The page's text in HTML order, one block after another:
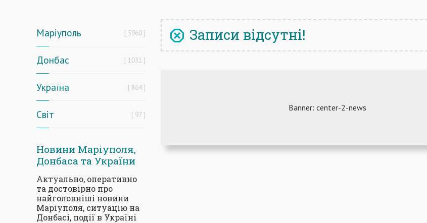
Маріуполь 5960
Донбас 1031
Україна 864
Світ 97
Новини Маріуполя,
Донбаса та України
Актуально, оперативно
та достовірно про
найголовніші новини
Маріуполя, ситуацію на
Донбасі, події в Україні
Записи відсутні!